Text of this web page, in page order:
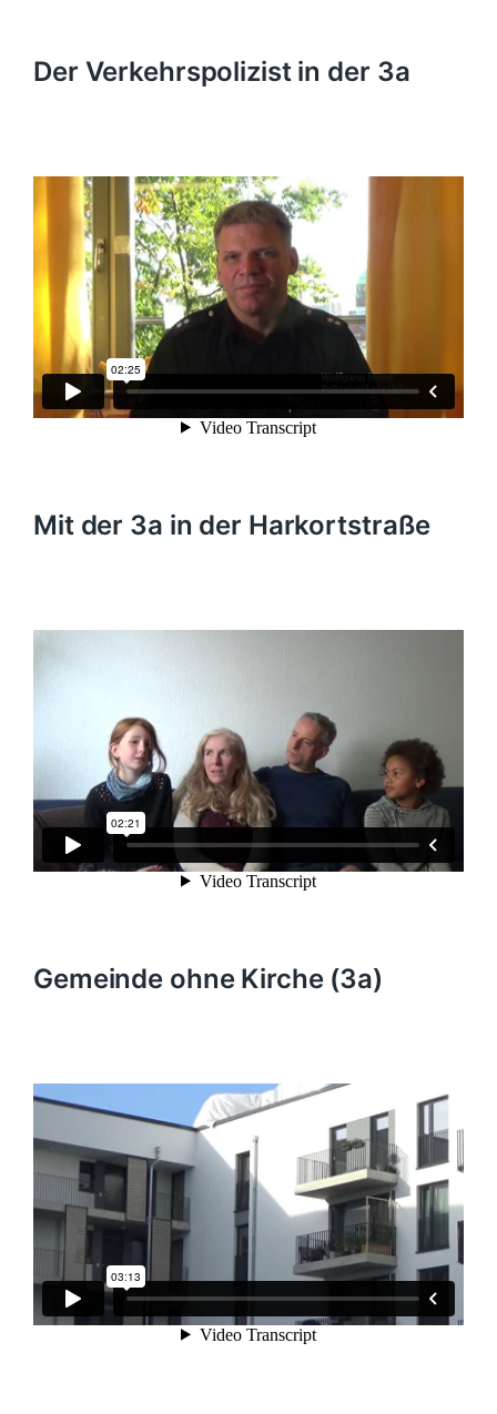
Der Verkehrspolizist in der 3a
Mit der 3a in der Harkortstraße
Gemeinde ohne Kirche (3a)